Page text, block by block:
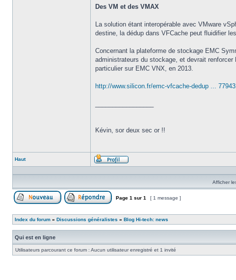
Des VM et des VMAX
La solution étant interopérable avec VMware
destine, la dédup dans VFCache peut fluidifier
Concernant la plateforme de stockage EMC
administrateurs du stockage, et devrait
particulier sur EMC VNX, en 2013.
http://www.silicon.fr/emc-vfcache-dedup ...
Kévin, sor deux sec or !!
Haut
Profil
Afficher
Page 1 sur 1 [ 1 message ]
Index du forum » Discussions généralistes » Blog Hi-tech: news
Qui est en ligne
Utilisateurs parcourant ce forum : Aucun utilisateur enregistré et 1 invité